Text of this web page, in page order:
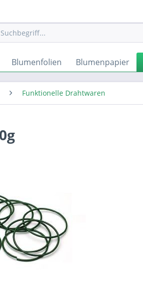
Blumenfolien Blumenpapier
Funktionelle Drahtwaren